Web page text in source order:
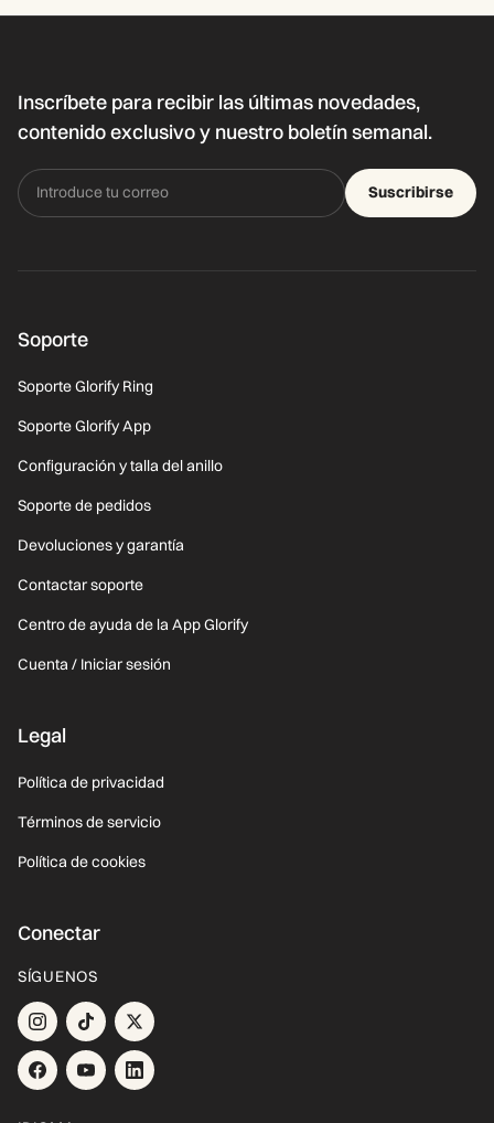
Inscríbete para recibir las últimas novedades,
contenido exclusivo y nuestro boletín semanal.
Suscribirse
Soporte
Soporte Glorify Ring
Soporte Glorify App
Configuración y talla del anillo
Soporte de pedidos
Devoluciones y garantía
Contactar soporte
Centro de ayuda de la App Glorify
Cuenta / Iniciar sesión
Legal
Política de privacidad
Términos de servicio
Política de cookies
Conectar
SÍGUENOS